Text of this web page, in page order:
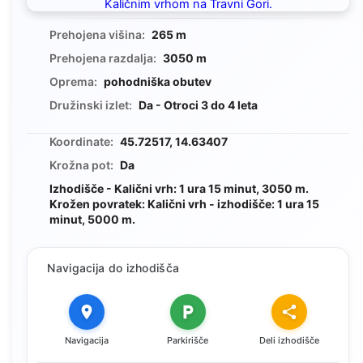
Prehojena višina: 265 m
Prehojena razdalja: 3050 m
Oprema: pohodniška obutev
Družinski izlet: Da - Otroci 3 do 4 leta
Koordinate: 45.72517, 14.63407
Krožna pot: Da
Izhodišče - Kalični vrh: 1 ura 15 minut, 3050 m.
Krožen povratek: Kalični vrh - izhodišče: 1 ura 15
minut, 5000 m.
Navigacija do izhodišča
Navigacija Parkirišče Deli izhodišče